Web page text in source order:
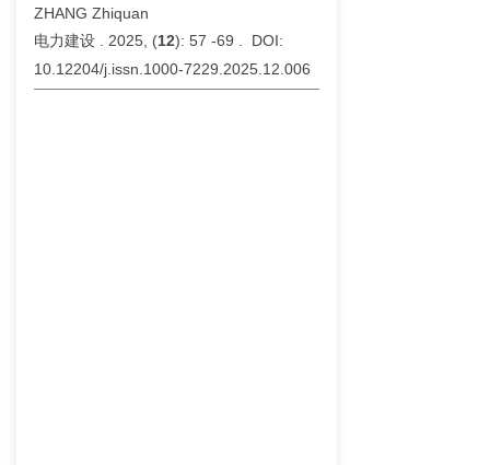
ZHANG Zhiquan
电力建设 . 2025, (12): 57 -69 . DOI:
10.12204/j.issn.1000-7229.2025.12.006